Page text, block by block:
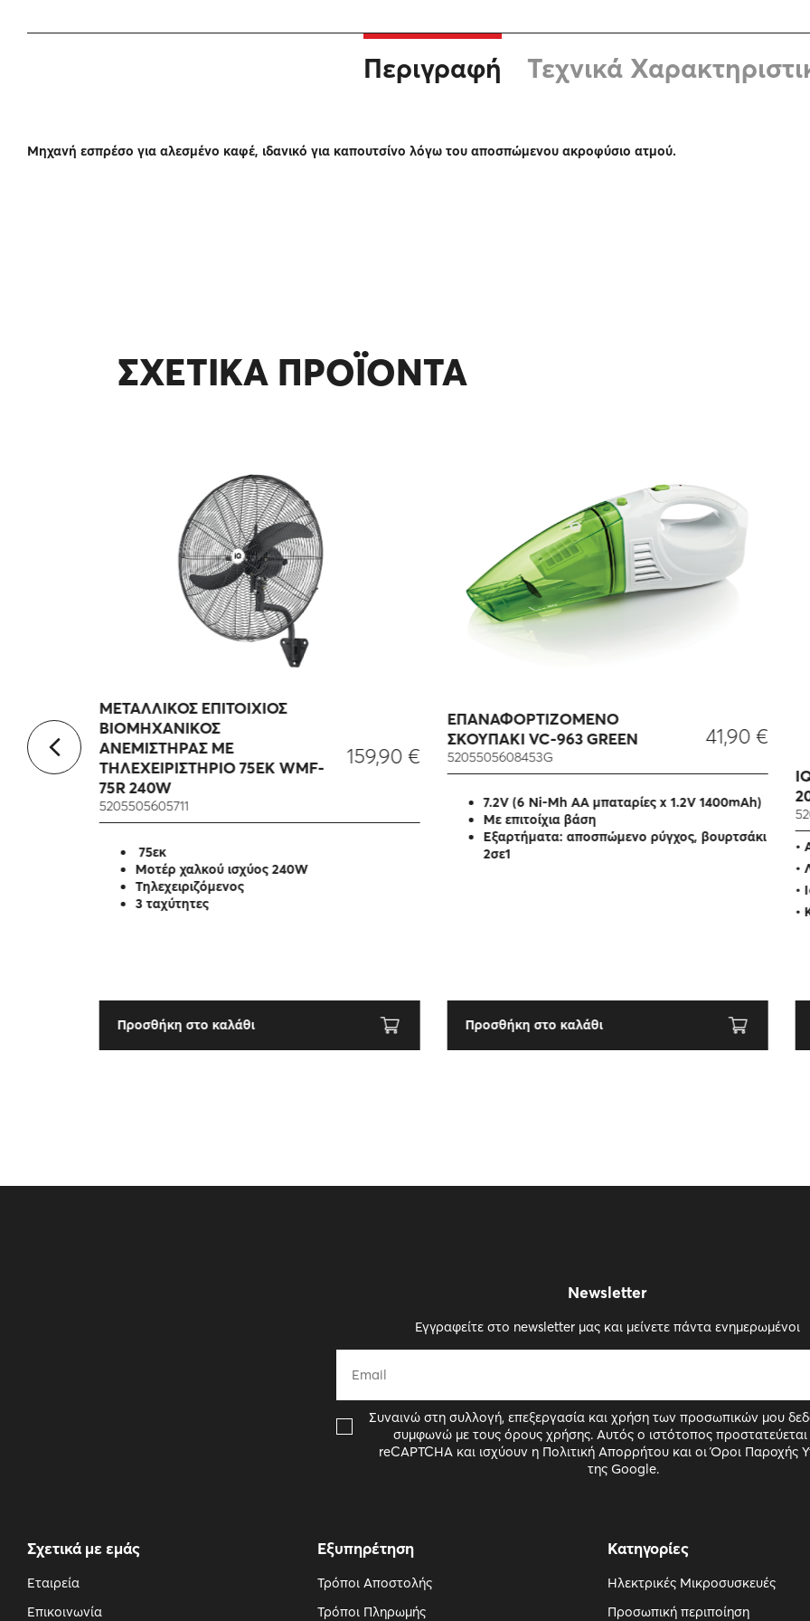
Περιγραφή Τεχνικά
Μηχανή εσπρέσο για αλεσμένο καφέ, ιδανικό για καπουτσίνο λόγω του αποσπώμενου ακροφύσιο ατμού.
ΣΧΕΤΙΚΑ ΠΡΟΪΟΝΤΑ
10,90€
ΜΕΤΑΛΛΙΚΟΣ ΕΠΙΤΟΙΧΙΟΣ
ΒΙΟΜΗΧΑΝΙΚΟΣ
ΑΝΕΜΙΣΤΗΡΑΣ ΜΕ
ΤΗΛΕΧΕΙΡΙΣΤΗΡΙΟ 75ΕΚ WMF-
75R 240W
5205505605711
159,90€
75εκ
Μοτέρ χαλκού ισχύος 240W
Τηλεχειριζόμενος
3 ταχύτητες
Προσθήκη στο καλάθι
ΕΠΑΝΑΦΟΡΤΙΖΟΜΕΝΟ
ΣΚΟΥΠΑΚΙ VC-963 GREEN
5205505608453G
41,90€
7.2V (6 Ni-Mh AA μπαταρίες x 1.2V 1400mAh)
Με επιτοίχια βάση
Εξαρτήματα: αποσπώμενο ρύγχος, βουρτσάκι
2σε1
Προσθήκη στο καλάθι
•
•
•
•
Σχετικά με εμάς
Εταιρεία
Επικοινωνία
Εξυπηρέτηση
Τρόποι Αποστολής
Τρόποι Πληρωμής
Κατηγορίες
Ηλεκτρικές Μικροσυσκευές
Προσωπική περιποίηση
Newsletter
Εγγραφείτε στο newsletter μας και μείνετε πάντα ενημερωμένοι
Συναινώ στη συλλογή, επεξεργασία και χρήση των προσωπικών μου
συμφωνώ με τους όρους χρήσης. Αυτός ο ιστότοπος
reCAPTCHA και ισχύουν η Πολιτική Απορρήτου και οι Όροι Παροχής
της Google.